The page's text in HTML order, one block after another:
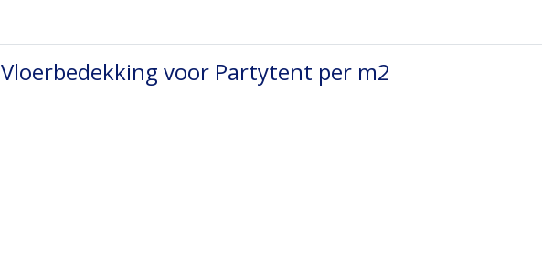
Vloerbedekking voor Partytent per m2